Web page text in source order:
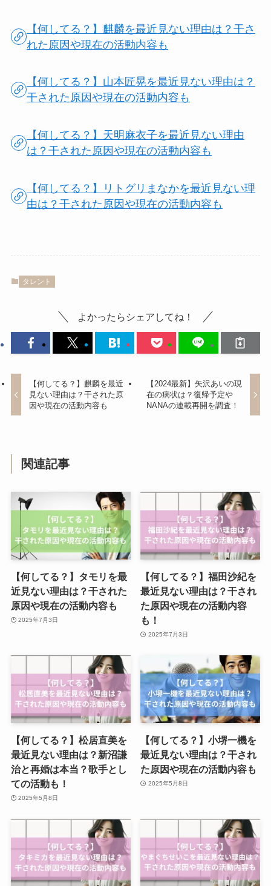
【何してる？】麒麟を最近見ない理由は？干さ
れた原因や現在の活動内容も
【何してる？】山本匠晃を最近見ない理由は？
干された原因や現在の活動内容も
【何してる？】天明麻衣子を最近見ない理由
は？干された原因や現在の活動内容も
【何してる？】リトグリまなかを最近見ない理
由は？干された原因や現在の活動内容も
タレント
よかったらシェアしてね！
【何してる？】麒麟を最近
見ない理由は？干された原
因や現在の活動内容も
【2024最新】矢沢あいの現
在の病状は？復帰予定や
NANAの連載再開を調査！
関連記事
【何してる？】タモリを最
近見ない理由は？干された
原因や現在の活動内容も
2025年7月3日
【何してる？】福田沙紀を
最近見ない理由は？干され
た原因や現在の活動内容
も！
2025年7月3日
【何してる？】松居直美を
最近見ない理由は？新沼謙
治と再婚は本当？歌手とし
ての活動も！
2025年5月8日
【何してる？】小堺一機を
最近見ない理由は？干され
た原因や現在の活動内容も
2025年5月8日